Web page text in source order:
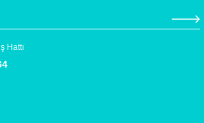
Hattı